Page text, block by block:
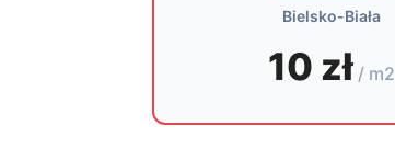
Bielsko-Biała
10 zł / m2